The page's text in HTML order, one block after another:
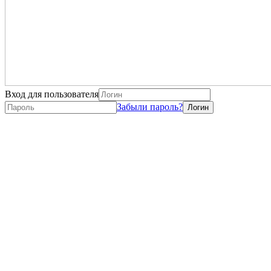
Вход для пользователя
Забыли пароль?